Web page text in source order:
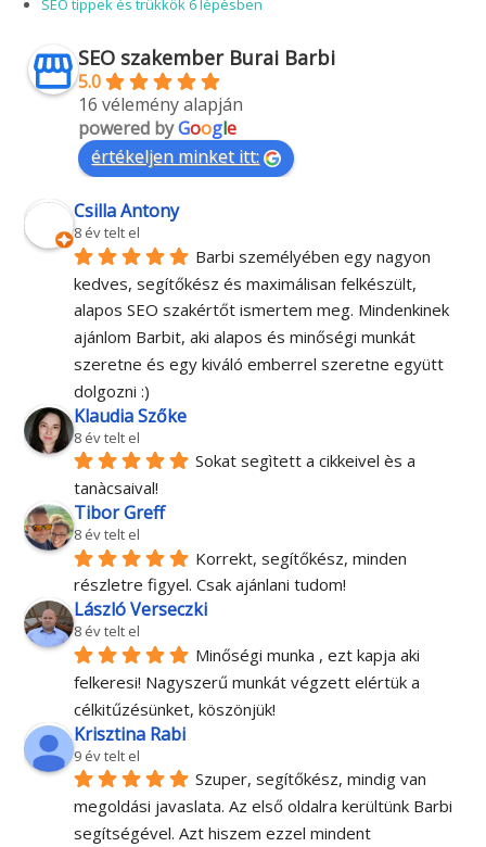
SEO tippek és trükkök 6 lépésben
SEO szakember Burai Barbi
5.0
16 vélemény alapján
powered byGoogle
értékeljen minket itt:
Csilla Antony
8 év telt el
Barbi személyében egy nagyon
kedves, segítőkész és maximálisan felkészült,
alapos SEO szakértőt ismertem meg. Mindenkinek
ajánlom Barbit, aki alapos és minőségi munkát
szeretne és egy kiváló emberrel szeretne együtt
dolgozni :)
Klaudia Szőke
8 év telt el
Sokat segìtett a cikkeivel ès a
tanàcsaival!
Tibor Greff
8 év telt el
Korrekt, segítőkész, minden
részletre figyel. Csak ajánlani tudom!
László Verseczki
8 év telt el
Minőségi munka , ezt kapja aki
felkeresi! Nagyszerű munkát végzett elértük a
célkitűzésünket, köszönjük!
Krisztina Rabi
9 év telt el
Szuper, segítőkész, mindig van
megoldási javaslata. Az első oldalra kerültünk Barbi
segítségével. Azt hiszem ezzel mindent